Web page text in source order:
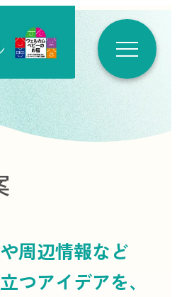
周辺情報など
つアイデアを、